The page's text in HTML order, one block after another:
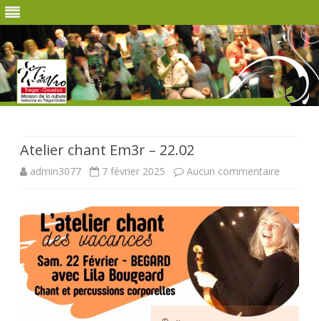
Atelier chant Em3r – 22.02
admin3077 7 février 2025 Aucun commentaire
chant
Em3r
22.02